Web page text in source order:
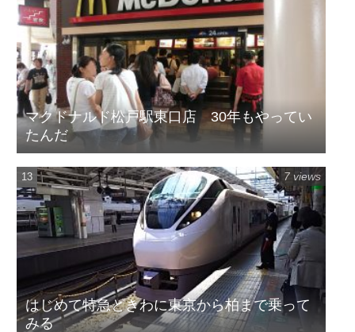
マクドナルド松戸駅東口店 30年もやってい
たんだ
はじめて特急ときわに東京から柏まで乗って
みる
7 views